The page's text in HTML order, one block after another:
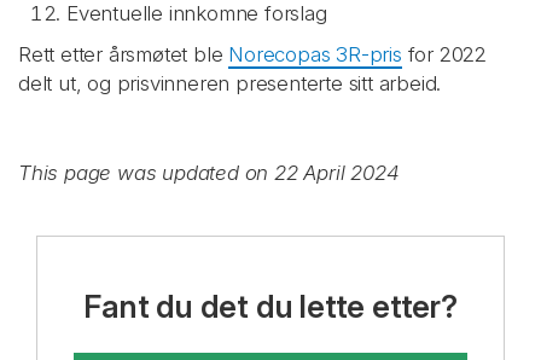
Eventuelle innkomne forslag
Rett etter årsmøtet ble Norecopas 3R-pris for 2022
delt ut, og prisvinneren presenterte sitt arbeid.
This page was updated on 22 April 2024
Fant du det du lette etter?